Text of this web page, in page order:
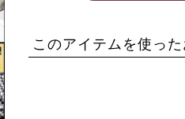
このアイテムを使っ